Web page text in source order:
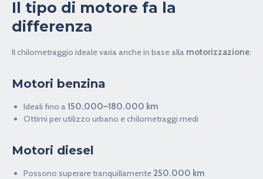
Il tipo di motore fa la
differenza
Il chilometraggio ideale varia anche in base alla motorizzazione:
Motori benzina
Ideali fino a150.000–180.000 km
Ottimi per utilizzo urbano e chilometraggi medi
Motori diesel
Possono superare tranquillamente 250.000 km